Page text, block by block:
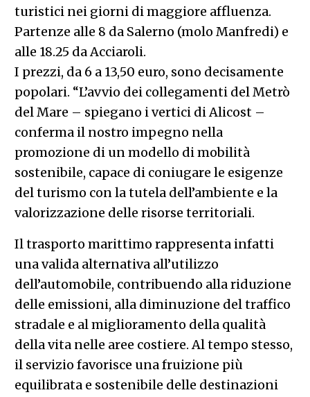
turistici nei giorni di maggiore affluenza.
Partenze alle 8 da Salerno (molo Manfredi) e
alle 18.25 da Acciaroli.
I prezzi, da 6 a 13,50 euro, sono decisamente
popolari. “L’avvio dei collegamenti del Metrò
del Mare – spiegano i vertici di Alicost –
conferma il nostro impegno nella
promozione di un modello di mobilità
sostenibile, capace di coniugare le esigenze
del turismo con la tutela dell’ambiente e la
valorizzazione delle risorse territoriali.
Il trasporto marittimo rappresenta infatti
una valida alternativa all’utilizzo
dell’automobile, contribuendo alla riduzione
delle emissioni, alla diminuzione del traffico
stradale e al miglioramento della qualità
della vita nelle aree costiere. Al tempo stesso,
il servizio favorisce una fruizione più
equilibrata e sostenibile delle destinazioni